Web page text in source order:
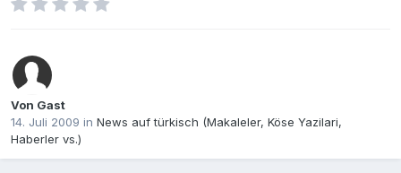
Von Gast
14. Juli 2009 in News auf türkisch (Makaleler, Köse Yazilari,
Haberler vs.)